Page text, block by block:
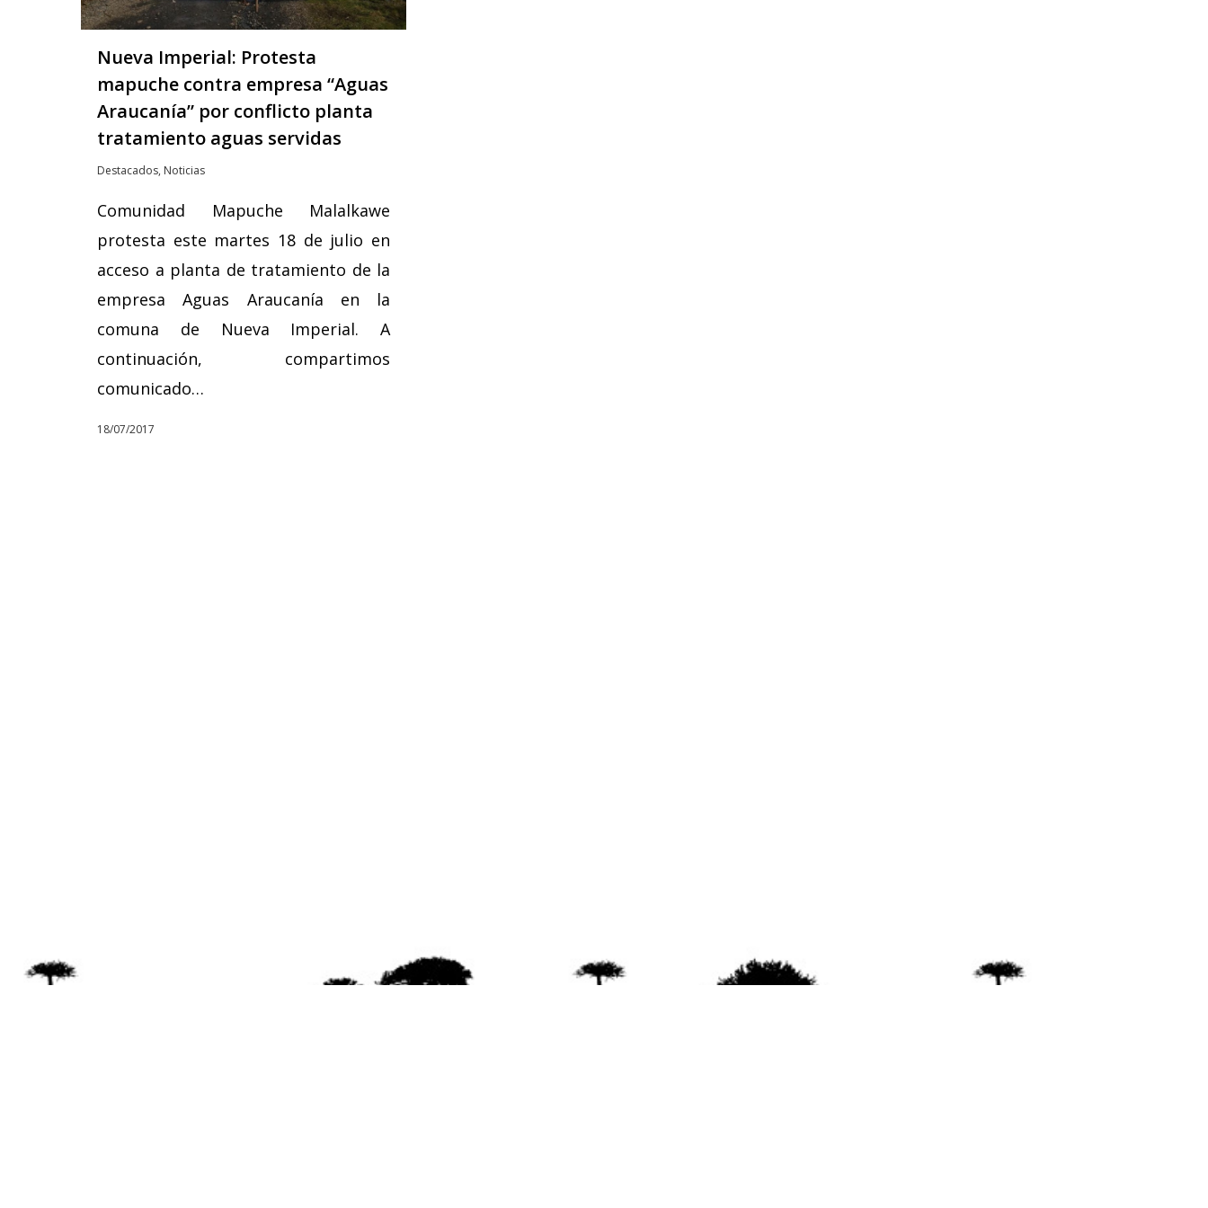
Nueva Imperial: Protesta
mapuche contra empresa “Aguas
Araucanía” por conflicto planta
tratamiento aguas servidas
Destacados, Noticias
Comunidad Mapuche Malalkawe
protesta este martes 18 de julio en
acceso a planta de tratamiento de la
empresa Aguas Araucanía en la
comuna de Nueva Imperial. A
continuación, compartimos
comunicado…
18/07/2017